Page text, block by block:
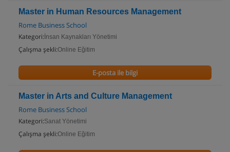
Master in Human Resources Management
Rome Business School
Kategori: İnsan Kaynakları Yönetimi
Çalışma şekli:Online Eğitim
E-posta ile bilgi
Master in Arts and Culture Management
Rome Business School
Kategori:Sanat Yönetimi
Çalışma şekli:Online Eğitim